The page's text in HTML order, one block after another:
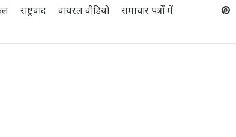
राष्ट्रवाद वायरल वीडियो
समाचार पत्रों में